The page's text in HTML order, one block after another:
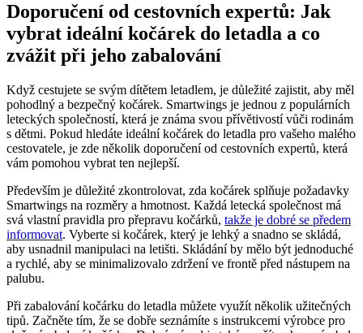
Doporučení od cestovních expertů: Jak
vybrat ideální kočárek do letadla a co
zvážit při jeho zabalování
Když cestujete se svým dítětem letadlem, je důležité zajistit, aby měl
pohodlný a bezpečný kočárek. Smartwings je jednou z populárních
leteckých společností, která je známa svou přívětivostí vůči rodinám
s dětmi. Pokud hledáte ideální kočárek do letadla pro vašeho malého
cestovatele, je zde několik doporučení od cestovních expertů, která
vám pomohou vybrat ten nejlepší.
Především je důležité zkontrolovat, zda kočárek splňuje požadavky
Smartwings na rozměry a hmotnost. Každá letecká společnost má
svá vlastní pravidla pro přepravu kočárků, takže je dobré se předem
informovat. Vyberte si kočárek, který je lehký a snadno se skládá,
aby usnadnil manipulaci na letišti. Skládání by mělo být jednoduché
a rychlé, aby se minimalizovalo zdržení ve frontě před nástupem na
palubu.
Při zabalování kočárku do letadla můžete využít několik užitečných
tipů. Začněte tím, že se dobře seznámíte s instrukcemi výrobce pro